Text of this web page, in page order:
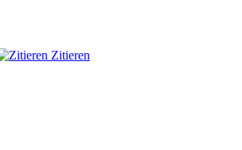
Zitieren